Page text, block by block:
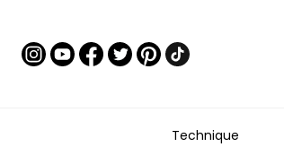
Technique